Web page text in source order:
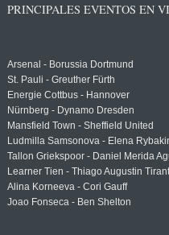
PRINCIPALES EVENTOS EN
Arsenal - Borussia Dortmund
St. Pauli - Greuther Fürth
Energie Cottbus - Hannover
Nürnberg - Dynamo Dresden
Mansfield Town - Sheffield United
Ludmilla Samsonova - Elena
Tallon Griekspoor - Daniel Merida
Learner Tien - Thiago Augustin
Alina Korneeva - Cori Gauff
Joao Fonseca - Ben Shelton